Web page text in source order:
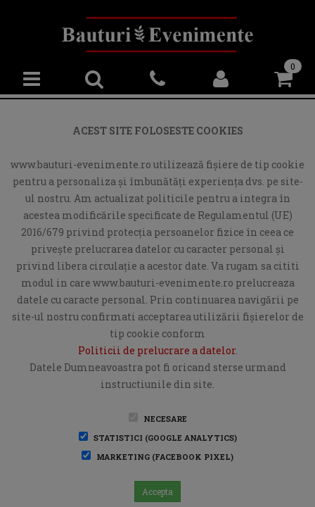
0
ACEST SITE FOLOSESTE COOKIES
www.bauturi-evenimente.ro utilizează fişiere de tip cookie
pentru a personaliza și îmbunătăți experiența dvs. pe site-
ul nostru. Am actualizat politicile pentru a integra în
acestea modificările specificate de Regulamentul (UE)
2016/679 privind protecția persoanelor fizice în ceea ce
privește prelucrarea datelor cu caracter personal și
privind libera circulație a acestor date. Va rugam sa cititi
modul in care www.bauturi-evenimente.ro prelucreaza
datele cu caracte personal. Prin continuarea navigării pe
site-ul nostru confirmati acceptarea utilizării fişierelor de
tip cookie conform
Politicii de prelucrare a datelor.
Datele Dumneavoastra pot fi oricand sterse urmand
instructiunile din site.
NECESARE
STATISTICI (GOOGLE ANALYTICS)
MARKETING (FACEBOOK PIXEL)
Accepta